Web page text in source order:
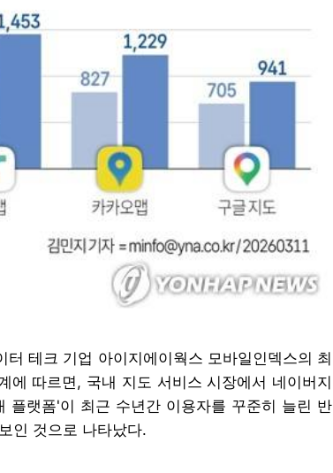
테크 기업 아이지에이웍스 모바일인덱스의 최
따르면, 국내 지도 서비스 시장에서 네이버지
랫폼'이 최근 수년간 이용자를 꾸준히 늘린 반
인 것으로 나타났다.